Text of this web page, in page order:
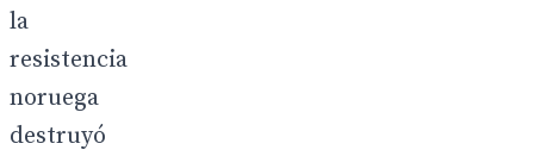
la
resistencia
noruega
destruyó